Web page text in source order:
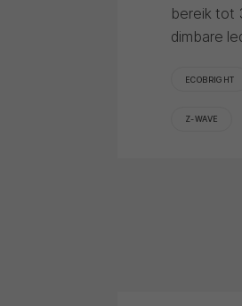
bereik tot
dimbare
ECOBRIGHT
Z-WAVE